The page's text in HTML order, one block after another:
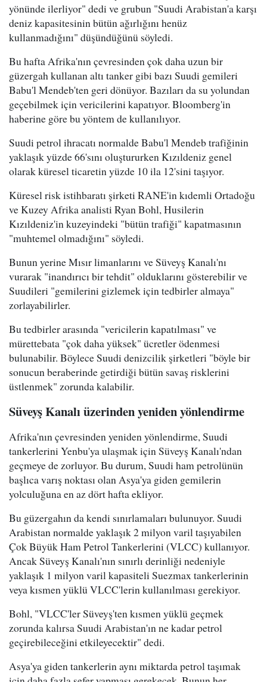
yönünde ilerliyor" dedi ve grubun "Suudi Arabistan'a karşı
deniz kapasitesinin bütün ağırlığını henüz
kullanmadığını" düşündüğünü söyledi.
Bu hafta Afrika'nın çevresinden çok daha uzun bir
güzergah kullanan altı tanker gibi bazı Suudi gemileri
Babu'l Mendeb'ten geri dönüyor. Bazıları da su yolundan
geçebilmek için vericilerini kapatıyor. Bloomberg'in
haberine göre bu yöntem de kullanılıyor.
Suudi petrol ihracatı normalde Babu'l Mendeb trafiğinin
yaklaşık yüzde 66'sını oluştururken Kızıldeniz genel
olarak küresel ticaretin yüzde 10 ila 12'sini taşıyor.
Küresel risk istihbaratı şirketi RANE'in kıdemli Ortadoğu
ve Kuzey Afrika analisti Ryan Bohl, Husilerin
Kızıldeniz'in kuzeyindeki "bütün trafiği" kapatmasının
"muhtemel olmadığını" söyledi.
Bunun yerine Mısır limanlarını ve Süveyş Kanalı'nı
vurarak "inandırıcı bir tehdit" olduklarını gösterebilir ve
Suudileri "gemilerini gizlemek için tedbirler almaya"
zorlayabilirler.
Bu tedbirler arasında "vericilerin kapatılması" ve
mürettebata "çok daha yüksek" ücretler ödenmesi
bulunabilir. Böylece Suudi denizcilik şirketleri "böyle bir
sonucun beraberinde getirdiği bütün savaş risklerini
üstlenmek" zorunda kalabilir.
Süveyş Kanalı üzerinden yeniden yönlendirme
Afrika'nın çevresinden yeniden yönlendirme, Suudi
tankerlerini Yenbu'ya ulaşmak için Süveyş Kanalı'ndan
geçmeye de zorluyor. Bu durum, Suudi ham petrolünün
başlıca varış noktası olan Asya'ya giden gemilerin
yolculuğuna en az dört hafta ekliyor.
Bu güzergahın da kendi sınırlamaları bulunuyor. Suudi
Arabistan normalde yaklaşık 2 milyon varil taşıyabilen
Çok Büyük Ham Petrol Tankerlerini (VLCC) kullanıyor.
Ancak Süveyş Kanalı'nın sınırlı derinliği nedeniyle
yaklaşık 1 milyon varil kapasiteli Suezmax tankerlerinin
veya kısmen yüklü VLCC'lerin kullanılması gerekiyor.
Bohl, "VLCC'ler Süveyş'ten kısmen yüklü geçmek
zorunda kalırsa Suudi Arabistan'ın ne kadar petrol
geçirebileceğini etkileyecektir" dedi.
Asya'ya giden tankerlerin aynı miktarda petrol taşımak